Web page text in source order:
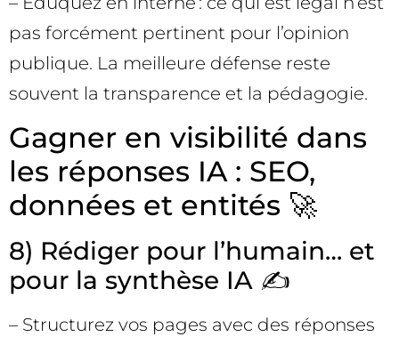
pas forcément pertinent pour l’opinion
publique. La meilleure défense reste
souvent la transparence et la pédagogie.
Gagner en visibilité dans
les réponses IA : SEO,
données et entités 🚀
8) Rédiger pour l’humain… et
pour la synthèse IA ✍️
– Structurez vos pages avec des réponses